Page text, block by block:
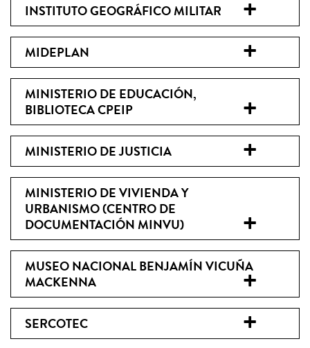
INSTITUTO GEOGRÁFICO MILITAR
MIDEPLAN
MINISTERIO DE EDUCACIÓN,
BIBLIOTECA CPEIP
MINISTERIO DE JUSTICIA
MINISTERIO DE VIVIENDA Y
URBANISMO (CENTRO DE
DOCUMENTACIÓN MINVU)
MUSEO NACIONAL BENJAMÍN VICUÑA
MACKENNA
SERCOTEC